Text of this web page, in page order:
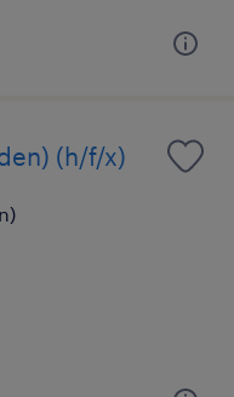
(h/f/x)